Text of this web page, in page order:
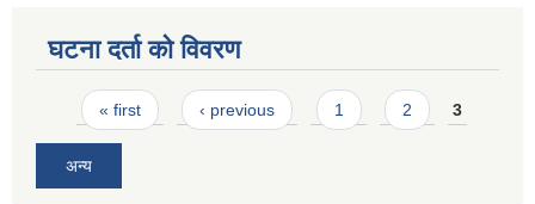
घटना दर्ता को विवरण
Pages
« first ‹ previous 1 2 3
अन्य